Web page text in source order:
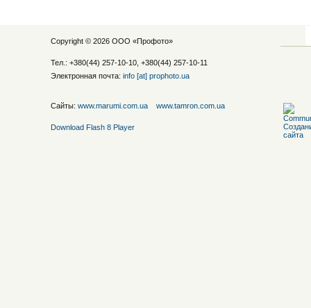
Copyright © 2026 ООО «Профото»
Тел.: +380(44) 257-10-10, +380(44) 257-10-11
Электронная почта: info [at] prophoto.ua
Сайты: www.marumi.com.ua www.tamron.com.ua
Download Flash 8 Player